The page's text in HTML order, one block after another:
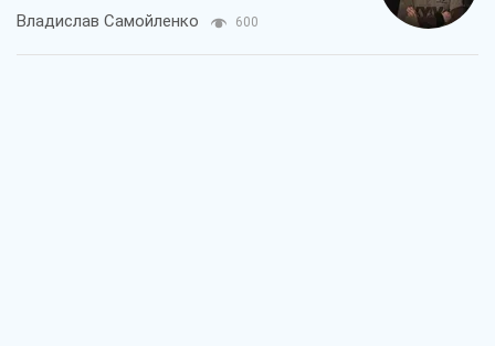
Владислав Самойленко 600